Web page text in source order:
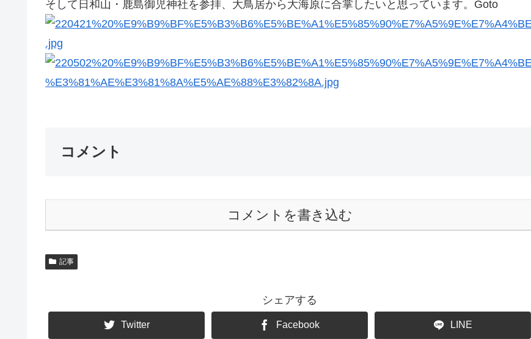
そして日和山・鹿島御児神社を参拝、大鳥居から大海原に合掌したいと思っています。Goto
コメント
コメントを書き込む
記事
シェアする
Twitter Facebook LINE